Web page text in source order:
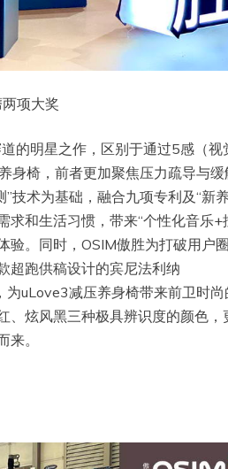
项大奖
的明星之作，区别于通过5感（视
身椅，前者更加聚焦压力疏导与
技术为基础，融合九项专利及“新
求和生活习惯，带来“个性化音乐+
验。同时，OSIM傲胜为打破用户
超跑供稿设计的宾尼法利纳
为uLove3减压养身椅带来前卫时
、炫风黑三种极具辨识度的颜色，
。